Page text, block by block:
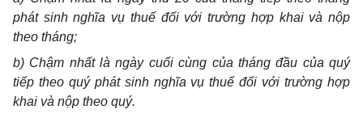
phát sinh nghĩa vụ thuế đối với trường hợp khai và nộp
theo tháng;
b) Chậm nhất là ngày cuối cùng của tháng đầu của quý
tiếp theo quý phát sinh nghĩa vụ thuế đối với trường hợp
khai và nộp theo quý.